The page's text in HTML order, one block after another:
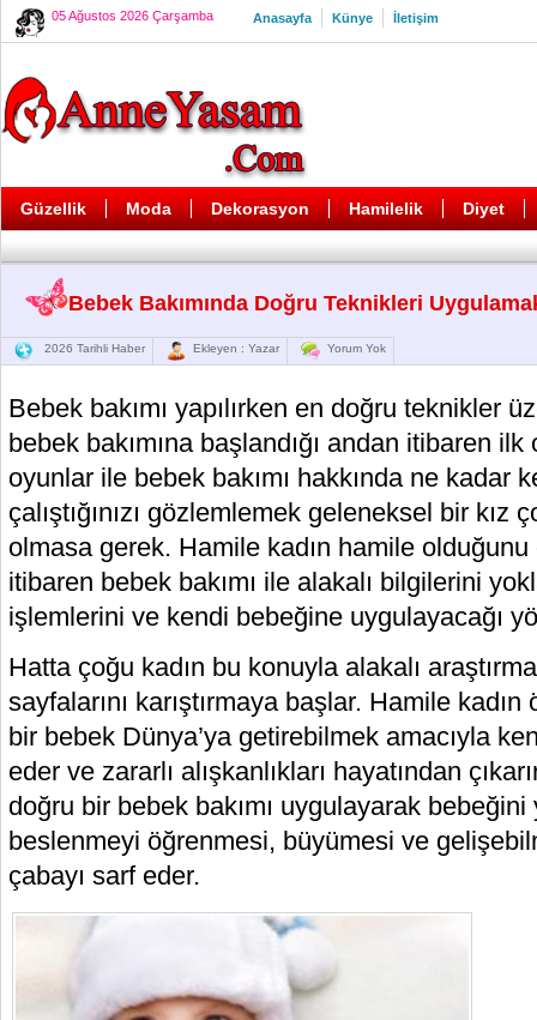
05 Ağustos 2026 Çarşamba Anasayfa Künye İletişim
Güzellik Moda Dekorasyon Hamilelik Diyet
Bebek Bakımında Doğru Teknikleri
2026 Tarihli Haber Ekleyen : Yazar Yorum Yok
Bebek bakımı yapılırken en doğru teknikler
bebek bakımına başlandığı andan itibaren ilk
oyunlar ile bebek bakımı hakkında ne kadar
çalıştığınızı gözlemlemek geleneksel bir kız
olmasa gerek. Hamile kadın hamile
itibaren bebek bakımı ile alakalı bilgilerini
işlemlerini ve kendi bebeğine uygulayacağı
Hatta çoğu kadın bu konuyla alakalı
sayfalarını karıştırmaya başlar. Hamile kadın
bir bebek Dünya’ya getirebilmek amacıyla
eder ve zararlı alışkanlıkları hayatından
doğru bir bebek bakımı uygulayarak
beslenmeyi öğrenmesi, büyümesi ve
çabayı sarf eder.